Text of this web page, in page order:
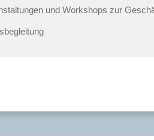
und Workshops zur